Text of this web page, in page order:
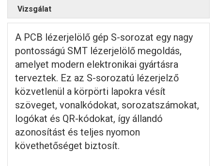
Vizsgálat
A PCB lézerjelölő gép S-sorozat egy nagy
pontosságú SMT lézerjelölő megoldás,
amelyet modern elektronikai gyártásra
terveztek. Ez az S-sorozatú lézerjelző
közvetlenül a körpörti lapokra vésít
szöveget, vonalkódokat, sorozatszámokat,
logókat és QR-kódokat, így állandó
azonosítást és teljes nyomon
követhetőséget biztosít.